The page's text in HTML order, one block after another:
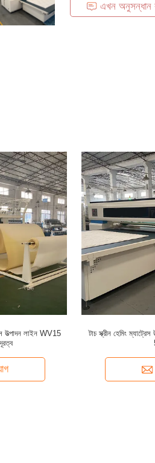
এখন
উত্পাদন লাইন WV15
টাচ স্ক্রীন হেমিং